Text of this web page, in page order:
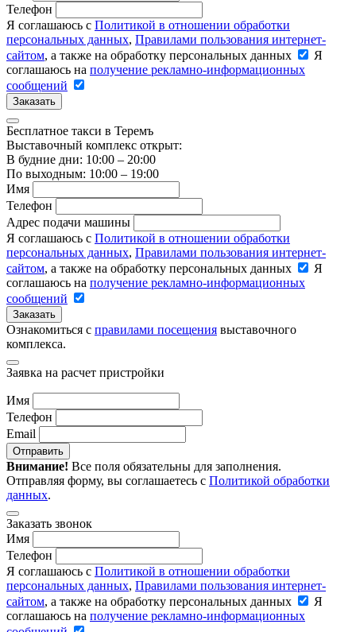
Телефон
Я соглашаюсь с Политикой в отношении обработки
персональных данных, Правилами пользования интернет-
сайтом, а также на обработку персональных данных
Я
соглашаюсь на получение рекламно-информационных
сообщений
Заказать
Бесплатное такси в Теремъ
Выставочный комплекс открыт:
В будние дни: 10:00 – 20:00
По выходным: 10:00 – 19:00
Имя
Телефон
Адрес подачи машины
Я соглашаюсь с Политикой в отношении обработки
персональных данных, Правилами пользования интернет-
сайтом, а также на обработку персональных данных
Я
соглашаюсь на получение рекламно-информационных
сообщений
Заказать
Ознакомиться с правилами посещения выставочного
комплекса.
Заявка на расчет пристройки
Имя
Телефон
Email
Отправить
Внимание! Все поля обязательны для заполнения.
Отправляя форму, вы соглашаетесь с Политикой обработки
данных.
Заказать звонок
Имя
Телефон
Я соглашаюсь с Политикой в отношении обработки
персональных данных, Правилами пользования интернет-
сайтом, а также на обработку персональных данных
Я
соглашаюсь на получение рекламно-информационных